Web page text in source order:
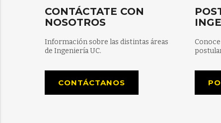
CONTÁCTATE CON
NOSOTROS
Información sobre las distintas áreas
de Ingeniería UC.
CONTÁCTANOS